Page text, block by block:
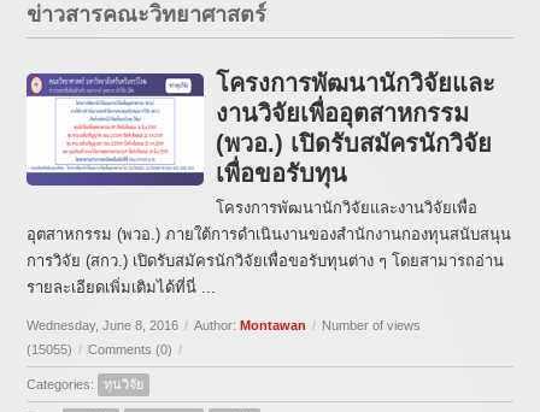
ข่าวสารคณะวิทยาศาสตร์
โครงการพัฒนานักวิจัยและ
งานวิจัยเพื่ออุตสาหกรรม
(พวอ.) เปิดรับสมัครนักวิจัย
เพื่อขอรับทุน
โครงการพัฒนานักวิจัยและงานวิจัยเพื่อ
อุตสาหกรรม (พวอ.) ภายใต้การดำเนินงานของสำนักงานกองทุนสนับสนุน
การวิจัย (สกว.) เปิดรับสมัครนักวิจัยเพื่อขอรับทุนต่าง ๆ โดยสามารถอ่าน
รายละเอียดเพิ่มเติมได้ที่นี่ ...
Wednesday, June 8, 2016 / Author:Montawan / Number of views
(15055) / Comments (0) /
Categories: ทุนวิจัย